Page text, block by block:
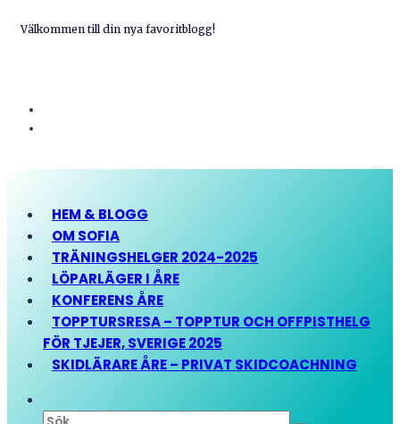
Välkommen till din nya favoritblogg!
HEM & BLOGG
OM SOFIA
TRÄNINGSHELGER 2024-2025
LÖPARLÄGER I ÅRE
KONFERENS ÅRE
TOPPTURSRESA – TOPPTUR OCH OFFPISTHELG
FÖR TJEJER, SVERIGE 2025
SKIDLÄRARE ÅRE – PRIVAT SKIDCOACHNING